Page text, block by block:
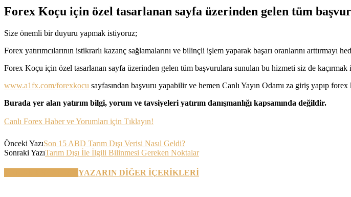
Forex Koçu için özel tasarlanan sayfa üzerinden gelen tüm
Size önemli bir duyuru yapmak istiyoruz;
Forex yatırımcılarının istikrarlı kazanç sağlamalarını ve bilinçli işlem yaparak başarı oranlarını
Forex Koçu için özel tasarlanan sayfa üzerinden gelen tüm başvurulara sunulan bu hizmeti siz de kaçırmak
www.a1fx.com/forexkocu sayfasından başvuru yapabilir ve hemen Canlı Yayın Odamı za giriş yapıp
Burada yer alan yatırım bilgi, yorum ve tavsiyeleri yatırım danışmanlığı kapsamında değildir.
Canlı Forex Haber ve Yorumları için Tıklayın!
Önceki YazıSon 15 ABD Tarım Dışı Verisi Nasıl Geldi?
Sonraki YazıTarım Dışı İle İlgili Bilinmesi Gereken Noktalar
YAZARIN DİĞER İÇERİKLERİ